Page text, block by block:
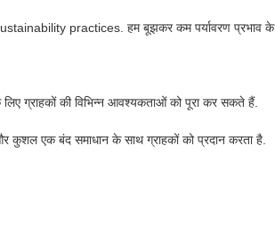
practices. हम बूझकर कम पर्यावरण प्रभाव के पूरे
ग्राहकों की विभिन्न आवश्यकताओं को पूरा कर सकते हैं.
कुशल एक बंद समाधान के साथ ग्राहकों को प्रदान करता है.